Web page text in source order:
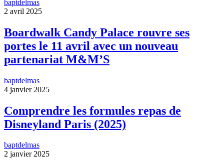
baptdelmas
2 avril 2025
Boardwalk Candy Palace rouvre ses
portes le 11 avril avec un nouveau
partenariat M&M’S
baptdelmas
4 janvier 2025
Comprendre les formules repas de
Disneyland Paris (2025)
baptdelmas
2 janvier 2025